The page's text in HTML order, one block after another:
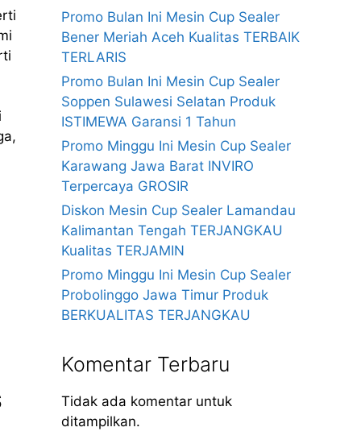
Promo Bulan Ini Mesin Cup Sealer
Bener Meriah Aceh Kualitas TERBAIK
TERLARIS
Promo Bulan Ini Mesin Cup Sealer
Soppen Sulawesi Selatan Produk
ISTIMEWA Garansi 1 Tahun
Promo Minggu Ini Mesin Cup Sealer
Karawang Jawa Barat INVIRO
Terpercaya GROSIR
Diskon Mesin Cup Sealer Lamandau
Kalimantan Tengah TERJANGKAU
Kualitas TERJAMIN
Promo Minggu Ini Mesin Cup Sealer
Probolinggo Jawa Timur Produk
BERKUALITAS TERJANGKAU
Komentar Terbaru
Tidak ada komentar untuk
ditampilkan.